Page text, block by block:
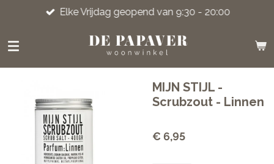
naar
hoofdinhoud
Elke Vrijdag geopend van 9:30 - 20:00
MIJN STIJL -
Scrubzout - Linnen
€ 6,95